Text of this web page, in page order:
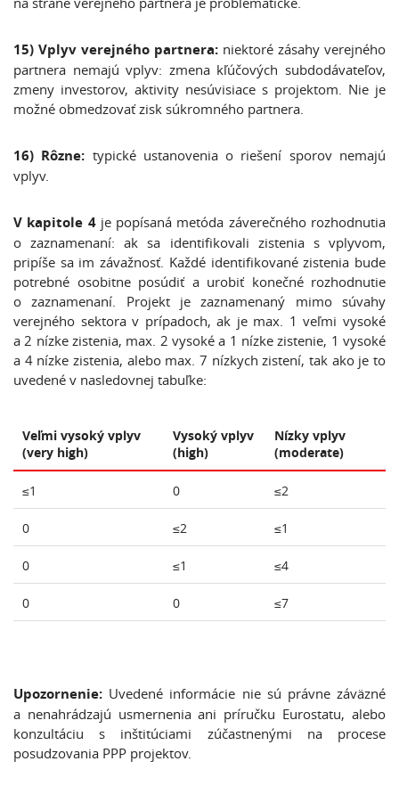
15) Vplyv verejného partnera: niektoré zásahy verejného
partnera nemajú vplyv: zmena kľúčových subdodávateľov,
zmeny investorov, aktivity nesúvisiace s projektom. Nie je
možné obmedzovať zisk súkromného partnera.
16) Rôzne: typické ustanovenia o riešení sporov nemajú
vplyv.
V kapitole 4je popísaná metóda záverečného rozhodnutia
o zaznamenaní: ak sa identifikovali zistenia s vplyvom,
pripíše sa im závažnosť. Každé identifikované zistenia bude
potrebné osobitne posúdiť a urobiť konečné rozhodnutie
o zaznamenaní. Projekt je zaznamenaný mimo súvahy
verejného sektora v prípadoch, ak je max. 1 veľmi vysoké
a 2 nízke zistenia, max. 2 vysoké a 1 nízke zistenie, 1 vysoké
a 4 nízke zistenia, alebo max. 7 nízkych zistení, tak ako je to
uvedené v nasledovnej tabuľke:
Veľmi vysoký vplyv
(very high)
Vysoký vplyv
(high)
Nízky vplyv
(moderate)
≤1 0 ≤2
0 ≤2 ≤1
0 ≤1 ≤4
0 0 ≤7
Upozornenie: Uvedené informácie nie sú právne záväzné
a nenahrádzajú usmernenia ani príručku Eurostatu, alebo
konzultáciu s inštitúciami zúčastnenými na procese
posudzovania PPP projektov.